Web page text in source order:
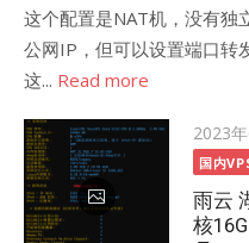
这个配置是NAT机，没有独
公网IP，但可以设置端口转
这... Read more
Posted
on
2023
国内
雨云
核